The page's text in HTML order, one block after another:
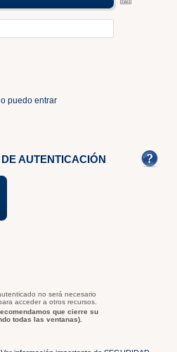
puedo entrar
AUTENTICACIÓN
no será necesario
acceder a otros recursos.
que cierre su
todas las ventanas).